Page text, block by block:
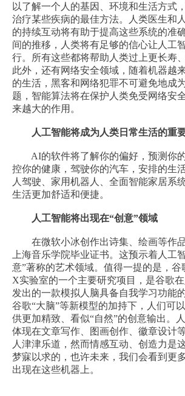
以了解一个人的基因、环境和生活方式
治疗某些疾病的最佳方法。人类医生和
的持续互动将有助于提高这些系统的准
间的推移，人类将有足够的信心让人工
行。所有这些都将帮助人类过上更长寿
此外，还有网络安全领域，随着机器越
的生活，黑客和网络犯罪不可避免地成
题，智能算法将在保护人类免受网络安
来越大的作用。
人工智能将成为人类日常生活的重
AI的软件将了解你的偏好，预测你
控你的健康，驾驶你的汽车，安排的生
人驾驶、家用机器人、全面智能家居系
生活更加舒适和便捷。
人工智能将出现在“创意”领域
在微软小冰创作出诗集、绘画等作品
上海音乐学院毕业证书。这预示着人工
意”著称的艺术领域。值得一提的是，谷
X实验室的一个主要研究项目，是谷歌
发出的一款模拟人脑具备自我学习功能
谷歌“大脑”等新模型的加持下，人们可
供更加精致、看似“自然”的创意输出。
体现在文章写作、图画创作、徽章设计
人津津乐道，然而情感互动、创造力是
梦寐以求的，也许未来，我们会看到更
出现在这些机器上。